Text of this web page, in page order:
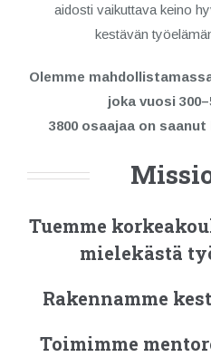
aidosti vaikuttava keino
kestävän
Olemme
joka vuosi
3800 osaajaa on
Tuemme
mielekästä
Rakennamme
Toimimme